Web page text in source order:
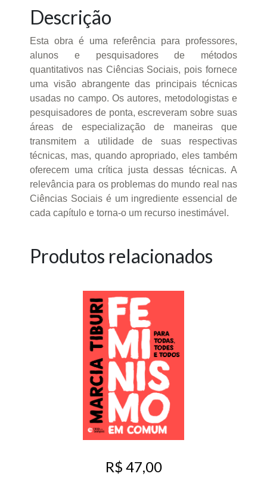
Descrição
Esta obra é uma referência para professores,
alunos e pesquisadores de métodos
quantitativos nas Ciências Sociais, pois fornece
uma visão abrangente das principais técnicas
usadas no campo. Os autores, metodologistas e
pesquisadores de ponta, escreveram sobre suas
áreas de especialização de maneiras que
transmitem a utilidade de suas respectivas
técnicas, mas, quando apropriado, eles também
oferecem uma crítica justa dessas técnicas. A
relevância para os problemas do mundo real nas
Ciências Sociais é um ingrediente essencial de
cada capítulo e torna-o um recurso inestimável.
Produtos relacionados
R$ 47,00